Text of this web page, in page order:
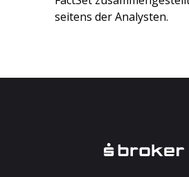
seitens der Analysten.